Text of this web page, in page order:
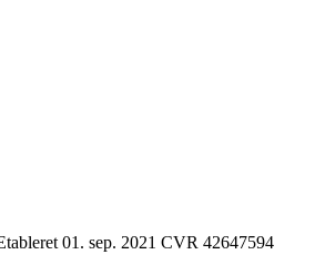
01. sep. 2021 CVR 42647594